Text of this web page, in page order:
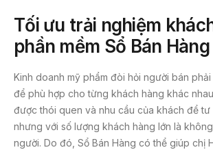
Tối ưu trải nghiệm
phần mềm Sổ Bán Hàng
Kinh doanh mỹ phẩm đòi hỏi người bán
để phù hợp cho từng khách hàng khác
được thói quen và nhu cầu của khách để tư
nhưng với số lượng khách hàng lớn là
người. Do đó, Sổ Bán Hàng có thể giúp chị